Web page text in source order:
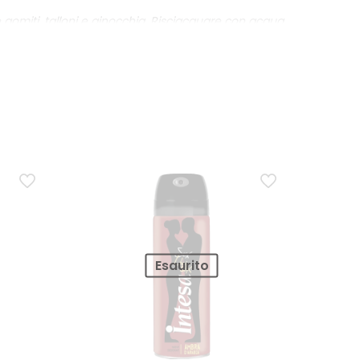
talloni e ginocchia. Risciacquare con acqua
il 65% di plastica riciclata.
Esaurito